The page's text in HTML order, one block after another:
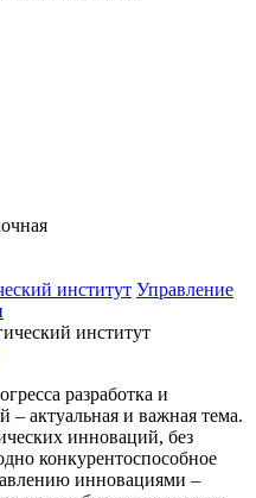
институт Управление
разработка и
– актуальная и важная тема.
инноваций, без
конкурентоспособное
инновациями –